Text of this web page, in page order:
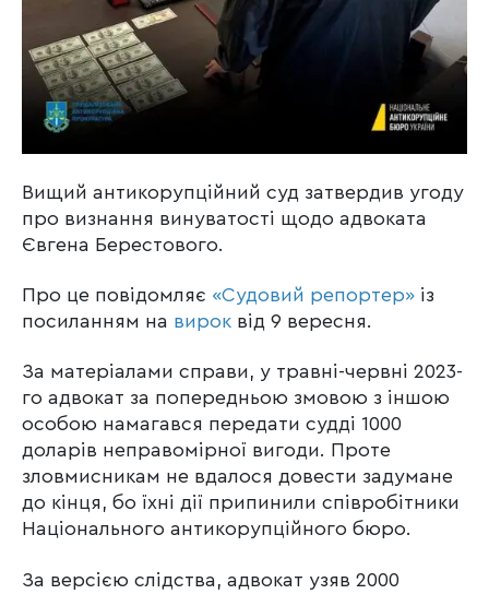
Вищий антикорупційний суд затвердив угоду
про визнання винуватості щодо адвоката
Євгена Берестового.
Про це повідомляє «Судовий репортер» із
посиланням на вирок від 9 вересня.
За матеріалами справи, у травні-червні 2023-
го адвокат за попередньою змовою з іншою
особою намагався передати судді 1000
доларів неправомірної вигоди. Проте
зловмисникам не вдалося довести задумане
до кінця, бо їхні дії припинили співробітники
Національного антикорупційного бюро.
За версією слідства, адвокат узяв 2000